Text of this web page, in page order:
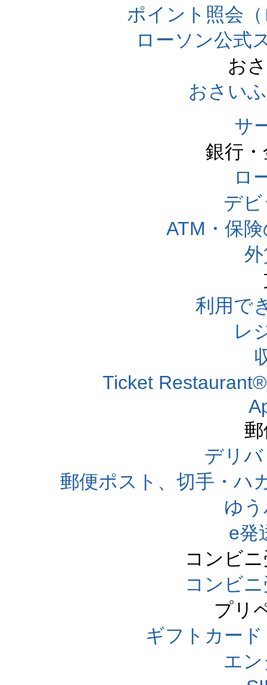
ポイント照会
ローソン公式
お
おさい
サ
銀行
ロ
デ
ATM・保
利用で
レ
Ticket
デリ
郵便ポスト、切手・ハ
ゆ
e発
コンビ
コンビ
プリ
ギフトカー
エ